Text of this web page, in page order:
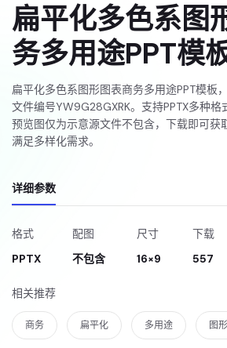
扁平化多色系图
务多用途PPT模
扁平化多色系图形图表商务多用途PPT模板
文件编号YW9G28GXRK。支持PPTX多种格
预览图仅为示意源文件不包含，下载即可获
满足多样化需求。
详细参数
格式
PPTX
配图
不包含
尺寸
16×9
下载
557
相关推荐
商务 扁平化 多用途 图